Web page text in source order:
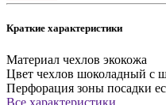
Краткие характеристики
Материал чехлов экокожа
Цвет чехлов шоколадный с
Перфорация зоны посадки
Все характеристики